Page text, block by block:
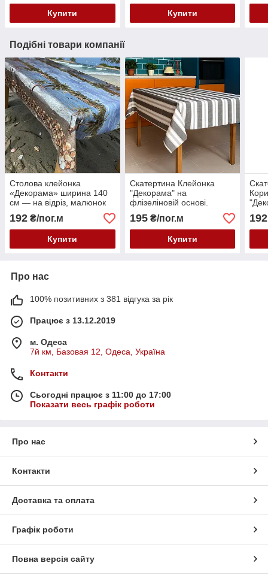
Купити Купити
Подібні товари компанії
Столова клейонка
«Декорама» ширина 140
см — на відріз, малюнок
192 ₴/пог.м
Купити
Скатертина Клейонка
"Декорама" на
флізеліновій основі.
195₴/пог.м
Купити
192
Про нас
100% позитивних з 381 відгука за рік
Працює з 13.12.2019
м. Одеса
7й км, Базовая 12, Одеса, Україна
Контакти
Сьогодні працює з 11:00 до 17:00
Показати весь графік роботи
Про нас
Контакти
Доставка та оплата
Графік роботи
Повна версія сайту